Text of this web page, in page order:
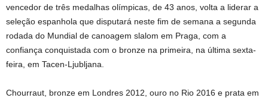
vencedor de três medalhas olímpicas, de 43 anos, volta a liderar a
seleção espanhola que disputará neste fim de semana a segunda
rodada do Mundial de canoagem slalom em Praga, com a
confiança conquistada com o bronze na primeira, na última sexta-
feira, em Tacen-Ljubljana.
Chourraut, bronze em Londres 2012, ouro no Rio 2016 e prata em